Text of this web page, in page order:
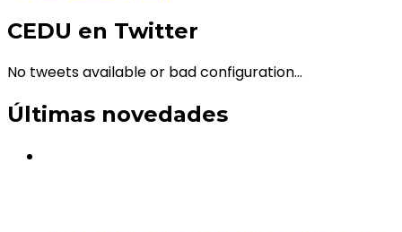
CEDU en Twitter
No tweets available or bad configuration...
Últimas novedades